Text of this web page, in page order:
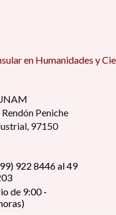
en Humanidades y
Peniche
97150
922 8446 al 49
de 9:00 -